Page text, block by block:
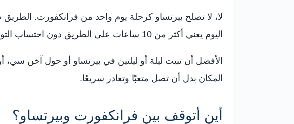
لا، لا تصلح بيرتساو كرحلة يوم واحد من فرانكفورت.
اليوم يعني أكثر من 10 ساعات على الطريق دون احتساب التوقفات أو وقت زيارة البحيرة.
الأفضل أن تبيت ليلة أو ليلتين في بيرتساو أو حول آخن
المكان بدل أن تصل متعبًا وتغادر سريعًا.
أين أتوقف بين فرانكفورت وبيرتساو؟